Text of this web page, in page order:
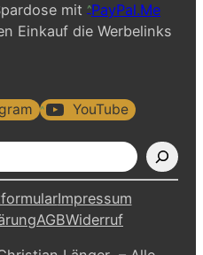
mit PayPal.Me
Einkauf die Werbelinks
YouTube
Impressum
AGBWiderruf